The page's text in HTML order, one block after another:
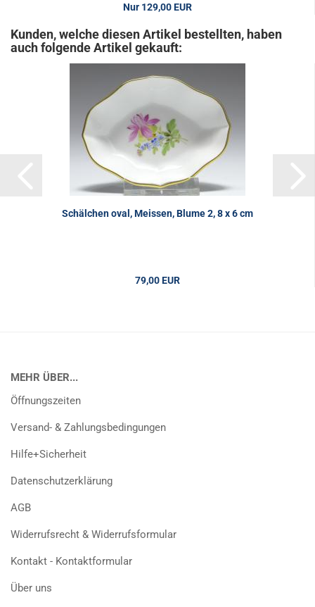
Nur 129,00 EUR
Kunden, welche diesen Artikel bestellten, haben
auch folgende Artikel gekauft:
Schälchen oval, Meissen, Blume 2, 8 x 6 cm
79,00 EUR
MEHR ÜBER...
Öffnungszeiten
Versand- & Zahlungsbedingungen
Hilfe+Sicherheit
Datenschutzerklärung
AGB
Widerrufsrecht & Widerrufsformular
Kontakt - Kontaktformular
Über uns